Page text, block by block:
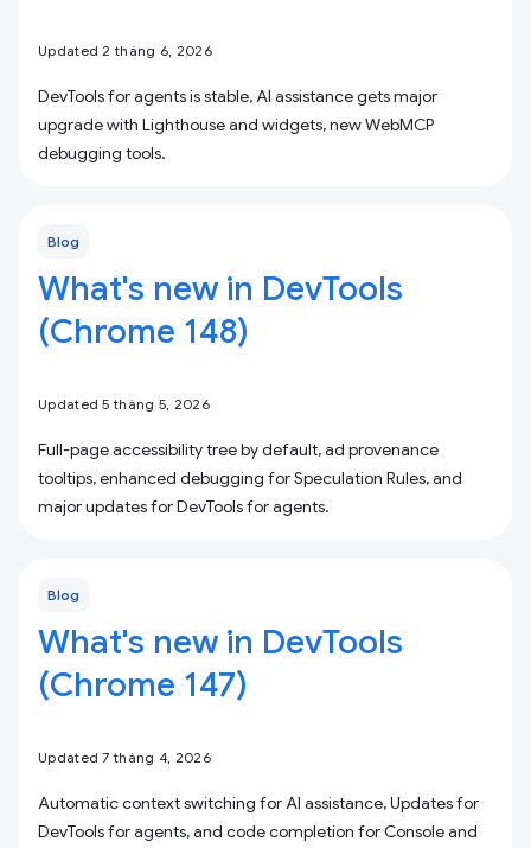
Updated 2 tháng 6, 2026
DevTools for agents is stable, AI assistance gets major
upgrade with Lighthouse and widgets, new WebMCP
debugging tools.
Blog
What's new in DevTools
(Chrome 148)
Updated 5 tháng 5, 2026
Full-page accessibility tree by default, ad provenance
tooltips, enhanced debugging for Speculation Rules, and
major updates for DevTools for agents.
Blog
What's new in DevTools
(Chrome 147)
Updated 7 tháng 4, 2026
Automatic context switching for AI assistance, Updates for
DevTools for agents, and code completion for Console and